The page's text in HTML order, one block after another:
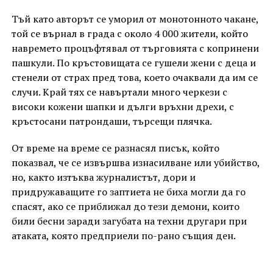
Тъй като авторът се уморил от монотонното чакане,
той се върнал в града с около 4 000 жители, който
навремето процъфтявал от търговията с копринени
пашкули. По кръстовищата се гушели жени с деца и
стенели от страх пред това, което очаквали да им се
случи. Край тях се навъртали много черкези с
високи кожени шапки и дълги връхни дрехи, с
кръстосани патрондаши, търсещи плячка.
От време на време се разнасял писък, който
показвал, че се извършва изнасилване или убийство,
но, както изтъква журналистът, дори и
придружаващите го заптиета не биха могли да го
спасят, ако се приближал до тези демони, които
били бесни заради загубата на техни другари при
атаката, която предприели по-рано същия ден.